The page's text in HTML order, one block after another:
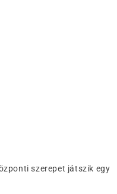
szerepet játszik egy